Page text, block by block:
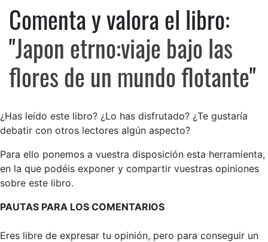
Comenta y valora el libro:
Comenta y valora el libro:
"Japon etrno:viaje bajo las
flores de un mundo flotante"
¿Has leído este libro? ¿Lo has disfrutado? ¿Te gustaría
debatir con otros lectores algún aspecto?
Para ello ponemos a vuestra disposición esta herramienta,
en la que podéis exponer y compartir vuestras opiniones
sobre este libro.
PAUTAS PARA LOS COMENTARIOS
Eres libre de expresar tu opinión, pero para conseguir un